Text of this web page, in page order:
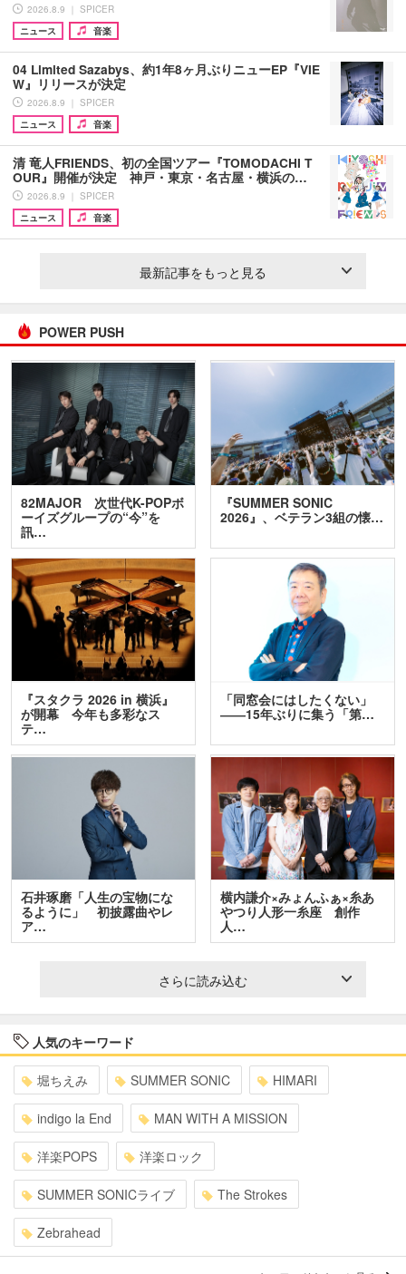
2026.8.9 ｜ SPICER
ニュース
音楽
04 Limited Sazabys、約1年8ヶ月ぶりニューEP『VIE
W』リリースが決定
2026.8.9 ｜ SPICER
ニュース
音楽
清 竜人FRIENDS、初の全国ツアー『TOMODACHI T
OUR』開催が決定 神戸・東京・名古屋・横浜の…
2026.8.9 ｜ SPICER
ニュース
音楽
最新記事をもっと見る
POWER PUSH
82MAJOR 次世代K-POPボ
ーイズグループの“今”を
訊…
『SUMMER SONIC
2026』、ベテラン3組の懐…
『スタクラ 2026 in 横浜』
が開幕 今年も多彩なス
テ…
「同窓会にはしたくない」
――15年ぶりに集う「第…
石井琢磨「人生の宝物にな
るように」 初披露曲やレ
ア…
横内謙介×みょんふぁ×糸あ
やつり人形一糸座 創作
人…
さらに読み込む
人気のキーワード
堀ちえみ SUMMER SONIC HIMARI
indigo la End MAN WITH A MISSION
洋楽POPS 洋楽ロック
SUMMER SONICライブ The Strokes
Zebrahead